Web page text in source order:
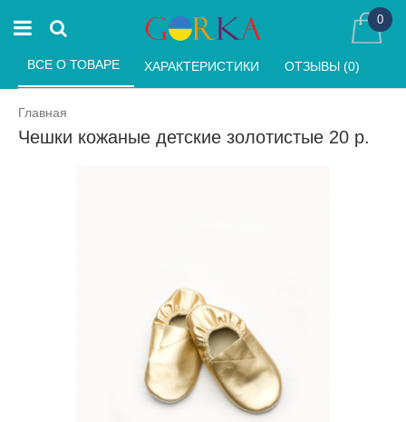
0
Главная
Чешки кожаные детские золотистые 20 р.
ВСЕ О ТОВАРЕ ХАРАКТЕРИСТИКИ ОТЗЫВЫ (0)